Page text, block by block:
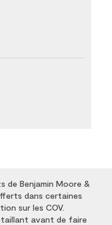
de Benjamin Moore &
dans certaines
sur les COV.
avant de faire